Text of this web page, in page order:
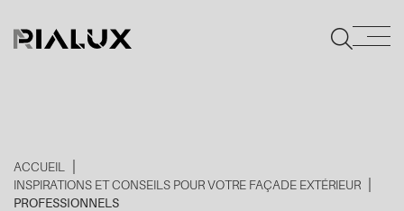
ACCUEIL
INSPIRATIONS ET CONSEILS POUR VOTRE FAÇADE EXTÉRIEUR
PROFESSIONNELS